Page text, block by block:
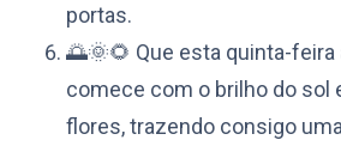
portas.
🌅🌞🌻 Que esta quinta-feira
comece com o brilho do sol
flores, trazendo consigo